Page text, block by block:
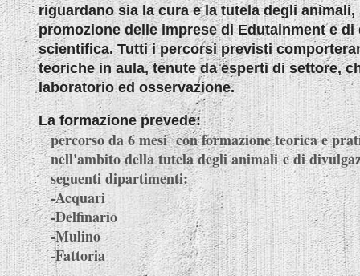
riguardano sia la cura e la tutela degli animali,
promozione delle imprese di Edutainment e di
scientifica. Tutti i percorsi previsti
teoriche in aula, tenute da esperti di settore,
laboratorio ed osservazione.
La formazione prevede:
percorso da 6 mesi con formazione teorica e
nell'ambito della tutela degli animalie di
seguenti dipartimenti:
-Acquari
-Delfinario
-Mulino
-Fattoria